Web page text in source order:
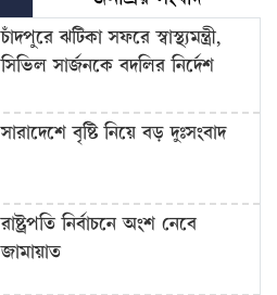
চাঁদপুরে ঝটিকা সফরে স্বাস্থ্যমন্ত্রী,
সিভিল সার্জনকে বদলির নির্দেশ
সারাদেশে বৃষ্টি নিয়ে বড় দুঃসংবাদ
রাষ্ট্রপতি নির্বাচনে অংশ নেবে
জামায়াত